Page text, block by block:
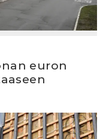
euron